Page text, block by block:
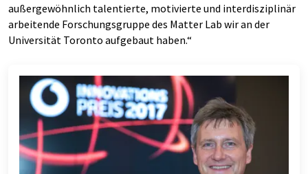
außergewöhnlich talentierte, motivierte und interdisziplinär
arbeitende Forschungsgruppe des Matter Lab wir an der
Universität Toronto aufgebaut haben.“